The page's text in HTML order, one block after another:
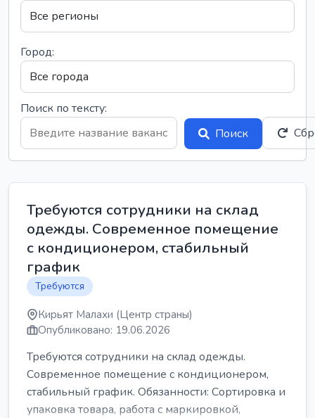
Город:
Поиск по тексту:
Поиск
Требуются сотрудники на склад
одежды. Современное помещение
с кондиционером, стабильный
график
Требуются
Кирьят Малахи (Центр страны)
Опубликовано: 19.06.2026
Требуются сотрудники на склад одежды.
Современное помещение с кондиционером,
стабильный график. Обязанности: Сортировка и
упаковка товара, работа с маркировкой,